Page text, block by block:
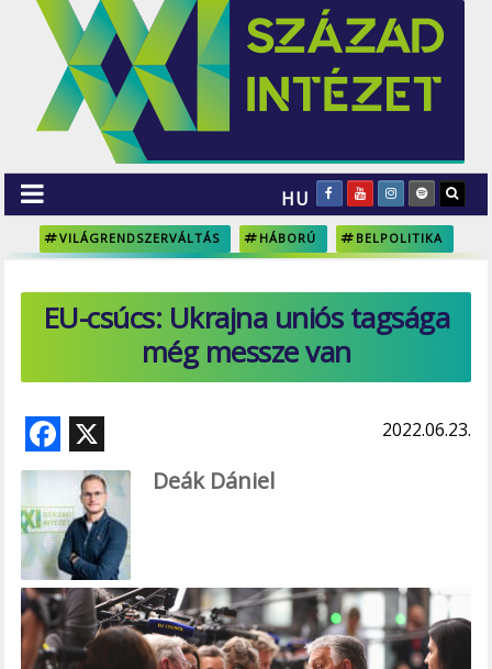
HU
VILÁGRENDSZERVÁLTÁS HÁBORÚ BELPOLITIKA
EU-csúcs: Ukrajna uniós tagsága
még messze van
F
ac
e
b
o
o
k
2022.06.23.
Deák Dániel